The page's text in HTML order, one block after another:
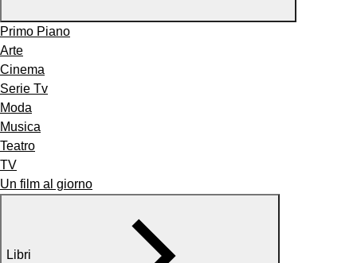
Primo Piano
Arte
Cinema
Serie Tv
Moda
Musica
Teatro
TV
Un film al giorno
Libri